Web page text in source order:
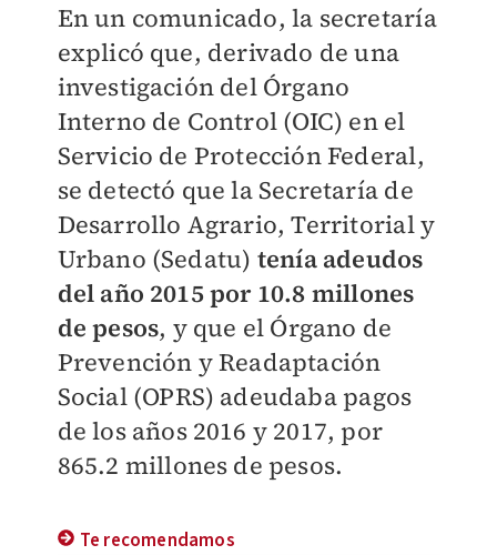
En un comunicado, la secretaría
explicó que, derivado de una
investigación del Órgano
Interno de Control (OIC) en el
Servicio de Protección Federal,
se detectó que la Secretaría de
Desarrollo Agrario, Territorial y
Urbano (Sedatu) tenía adeudos
del año 2015 por 10.8 millones
de pesos, y que el Órgano de
Prevención y Readaptación
Social (OPRS) adeudaba pagos
de los años 2016 y 2017, por
865.2 millones de pesos.
Te recomendamos